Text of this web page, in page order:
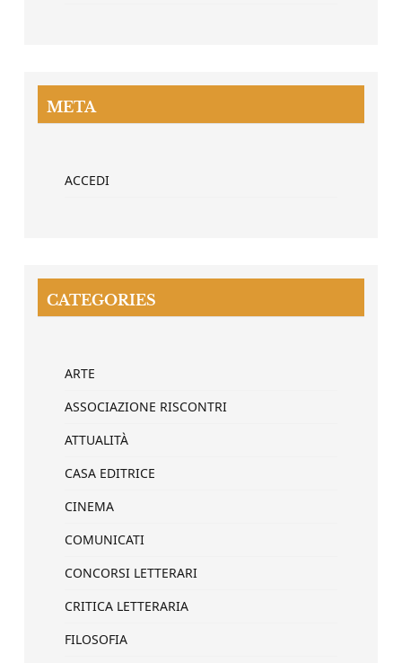
META
ACCEDI
CATEGORIES
ARTE
ASSOCIAZIONE RISCONTRI
ATTUALITÀ
CASA EDITRICE
CINEMA
COMUNICATI
CONCORSI LETTERARI
CRITICA LETTERARIA
FILOSOFIA